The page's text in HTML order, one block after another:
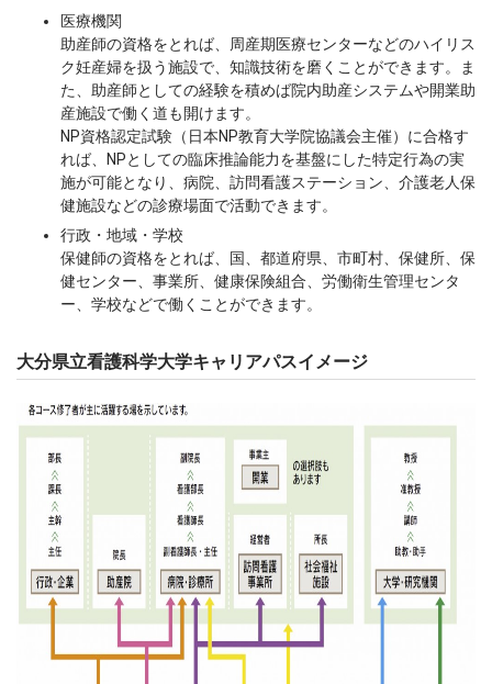
医療機関
助産師の資格をとれば、周産期医療センターなどのハイリス
ク妊産婦を扱う施設で、知識技術を磨くことができます。ま
た、助産師としての経験を積めば院内助産システムや開業助
産施設で働く道も開けます。
NP資格認定試験（日本NP教育大学院協議会主催）に合格す
れば、NPとしての臨床推論能力を基盤にした特定行為の実
施が可能となり、病院、訪問看護ステーション、介護老人保
健施設などの診療場面で活動できます。
行政・地域・学校
保健師の資格をとれば、国、都道府県、市町村、保健所、保
健センター、事業所、健康保険組合、労働衛生管理センタ
ー、学校などで働くことができます。
大分県立看護科学大学キャリアパスイメージ